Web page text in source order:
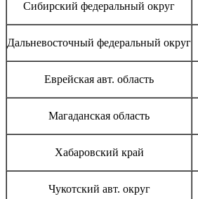
Сибирский федеральный округ
Дальневосточный федеральный округ
Еврейская авт. область
Магаданская область
Хабаровский край
Чукотский авт. округ